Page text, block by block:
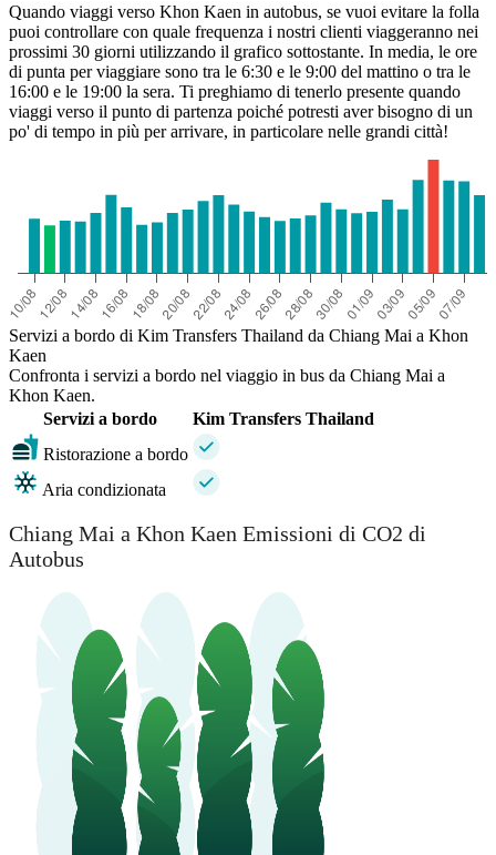
Quando viaggi verso Khon Kaen in autobus, se vuoi evitare la folla
puoi controllare con quale frequenza i nostri clienti viaggeranno nei
prossimi 30 giorni utilizzando il grafico sottostante. In media, le ore
di punta per viaggiare sono tra le 6:30 e le 9:00 del mattino o tra le
16:00 e le 19:00 la sera. Ti preghiamo di tenerlo presente quando
viaggi verso il punto di partenza poiché potresti aver bisogno di un
po' di tempo in più per arrivare, in particolare nelle grandi città!
Servizi a bordo di Kim Transfers Thailand da Chiang Mai a Khon
Kaen
Confronta i servizi a bordo nel viaggio in bus da Chiang Mai a
Khon Kaen.
Servizi a bordo
Kim Transfers Thailand
Ristorazione a bordo
Aria condizionata
Chiang Mai a Khon Kaen Emissioni di CO2 di
Autobus